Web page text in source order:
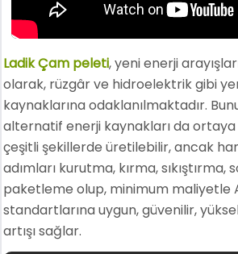
Ladik Çam peleti, yeni enerji
olarak, rüzgâr ve hidroelektrik gibi
kaynaklarına odaklanılmaktadır.
alternatif enerji kaynakları da ortaya
çeşitli şekillerde üretilebilir, ancak
adımları kurutma, kırma, sıkıştırma,
paketleme olup, minimum maliyetle
standartlarına uygun, güvenilir,
artışı sağlar.